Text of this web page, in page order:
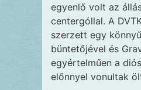
egyenlő volt az
centergóllal. A
szerzett egy
büntetőjével és
egyértelműen a
előnnyel vonultak